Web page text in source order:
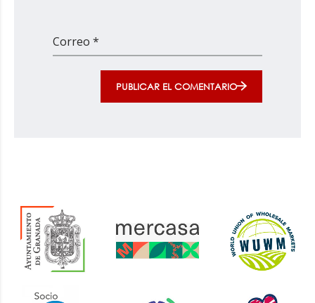
Correo *
PUBLICAR EL COMENTARIO